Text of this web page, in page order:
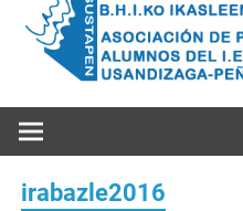
irabazle2016